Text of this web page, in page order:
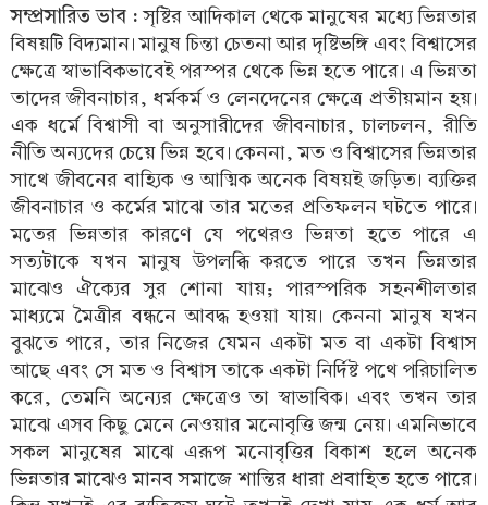
সম্প্রসারিত ভাব : সৃষ্টির আদিকাল থেকে মানুষের মধ্যে ভিন্নতার
বিষয়টি বিদ্যমান। মানুষ চিন্তা চেতনা আর দৃষ্টিভঙ্গি এবং বিশ্বাসের
ক্ষেত্রে স্বাভাবিকভাবেই পরস্পর থেকে ভিন্ন হতে পারে। এ ভিন্নতা
তাদের জীবনাচার, ধর্মকর্ম ও লেনদেনের ক্ষেত্রে প্রতীয়মান হয়।
এক ধর্মে বিশ্বাসী বা অনুসারীদের জীবনাচার, চালচলন, রীতি
নীতি অন্যদের চেয়ে ভিন্ন হবে। কেননা, মত ও বিশ্বাসের ভিন্নতার
সাথে জীবনের বাহ্যিক ও আত্মিক অনেক বিষয়ই জড়িত। ব্যক্তির
জীবনাচার ও কর্মের মাঝে তার মতের প্রতিফলন ঘটতে পারে।
মতের ভিন্নতার কারণে যে পথেরও ভিন্নতা হতে পারে এ
সত্যটাকে যখন মানুষ উপলব্ধি করতে পারে তখন ভিন্নতার
মাঝেও ঐক্যের সুর শোনা যায়; পারস্পরিক সহনশীলতার
মাধ্যমে মৈত্রীর বন্ধনে আবদ্ধ হওয়া যায়। কেননা মানুষ যখন
বুঝতে পারে, তার নিজের যেমন একটা মত বা একটা বিশ্বাস
আছে এবং সে মত ও বিশ্বাস তাকে একটা নির্দিষ্ট পথে পরিচালিত
করে, তেমনি অন্যের ক্ষেত্রেও তা স্বাভাবিক। এবং তখন তার
মাঝে এসব কিছু মেনে নেওয়ার মনোবৃত্তি জন্ম নেয়। এমনিভাবে
সকল মানুষের মাঝে এরূপ মনোবৃত্তির বিকাশ হলে অনেক
ভিন্নতার মাঝেও মানব সমাজে শান্তির ধারা প্রবাহিত হতে পারে।